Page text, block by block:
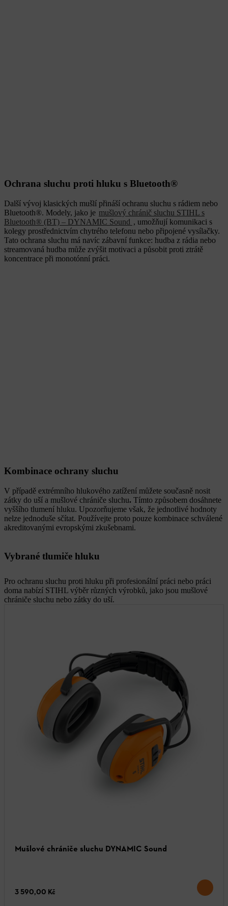
Ochrana sluchu proti hluku s Bluetooth®
Další vývoj klasických mušlí přináší ochranu sluchu s rádiem nebo
Bluetooth®. Modely, jako je mušlový chránič sluchu STIHL s
Bluetooth® (BT) – DYNAMIC Sound , umožňují komunikaci s
kolegy prostřednictvím chytrého telefonu nebo připojené vysílačky.
Tato ochrana sluchu má navíc zábavní funkce: hudba z rádia nebo
streamovaná hudba může zvýšit motivaci a působit proti ztrátě
koncentrace při monotónní práci.
Kombinace ochrany sluchu
V případě extrémního hlukového zatížení můžete současně nosit
zátky do uší a mušlové chrániče sluchu. Tímto způsobem dosáhnete
vyššího tlumení hluku. Upozorňujeme však, že jednotlivé hodnoty
nelze jednoduše sčítat. Používejte proto pouze kombinace schválené
akreditovanými evropskými zkušebnami.
Vybrané tlumiče hluku
Pro ochranu sluchu proti hluku při profesionální práci nebo práci
doma nabízí STIHL výběr různých výrobků, jako jsou mušlové
chrániče sluchu nebo zátky do uší.
Mušlové chrániče sluchu DYNAMIC Sound
3 590,00 Kč